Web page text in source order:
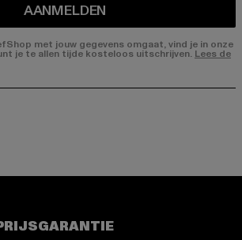
AANMELDEN
met jouw gegevens omgaat, vind je in onze
je te allen tijde kosteloos uitschrijven. Lees de
page:
Facebook page:
our YouTube channel: